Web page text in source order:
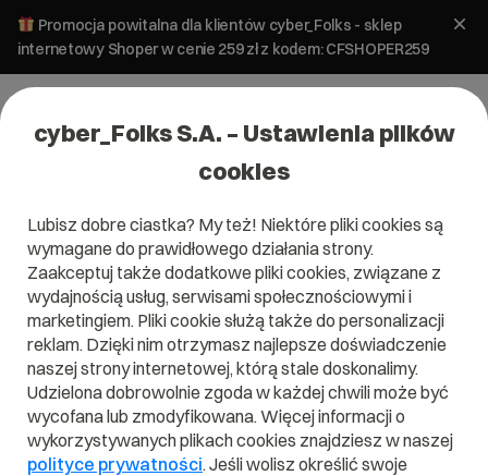
Promocja powitalna dla klientów cyber_Folks - sklep
internetowy Shoper w cenie 259 zł z kodem: CFSHOPER259
Domena .pl od 0 zł!
Szukaj domeny
Wpisz swoją wymarzoną nazwę domeny i naciśnij przycisk
Znajdź
Promocja .pl od0,00 zł.site 0,90 zł.online 0,90 zł
cyber_Folks S.A. – Ustawienia plików
cookies
Lubisz dobre ciastka? My też! Niektóre pliki cookies są
wymagane do prawidłowego działania strony.
Zaakceptuj także dodatkowe pliki cookies, związane z
wydajnością usług, serwisami społecznościowymi i
marketingiem. Pliki cookie służą także do personalizacji
reklam. Dzięki nim otrzymasz najlepsze doświadczenie
naszej strony internetowej, którą stale doskonalimy.
Udzielona dobrowolnie zgoda w każdej chwili może być
wycofana lub zmodyfikowana. Więcej informacji o
wykorzystywanych plikach cookies znajdziesz w naszej
polityce prywatności. Jeśli wolisz określić swoje